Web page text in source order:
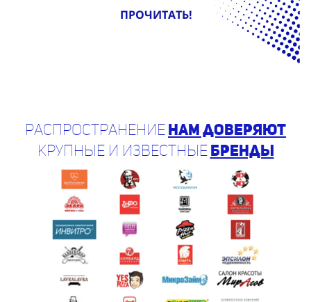
ПРОЧИТАТЬ!
Распространениенам доверяют
крупные и известные бренды